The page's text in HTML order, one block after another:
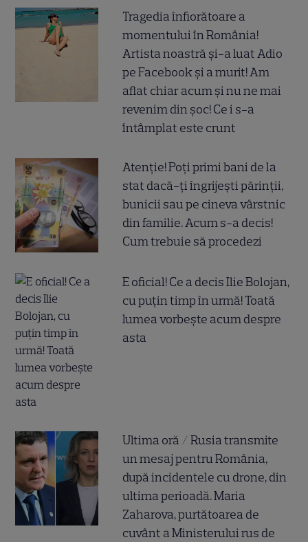
Tragedia înfiorătoare a
momentului în România!
Artista noastră și-a luat Adio
pe Facebook și a murit! Am
aflat chiar acum și nu ne mai
revenim din șoc! Ce i s-a
întâmplat este crunt
Atenție! Poți primi bani de la
stat dacă-ți îngrijești părinții,
bunicii sau pe cineva vârstnic
din familie. Acum s-a decis!
Cum trebuie să procedezi
E oficial! Ce a decis Ilie Bolojan,
cu puțin timp în urmă! Toată
lumea vorbește acum despre
asta
Ultima oră / Rusia transmite
un mesaj pentru România,
după incidentele cu drone, din
ultima perioadă. Maria
Zaharova, purtătoarea de
cuvânt a Ministerului rus de